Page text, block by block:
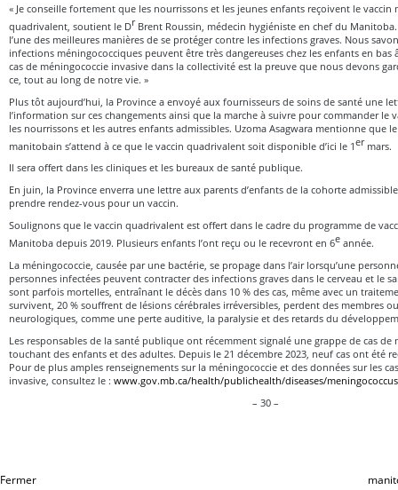
« Je conseille fortement que les nourrissons et les jeunes enfants reçoivent le vaccin
quadrivalent, soutient le DrBrent Roussin, médecin hygiéniste en chef du
l’une des meilleures manières de se protéger contre les infections graves. Nous
infections méningococciques peuvent être très dangereuses chez les enfants en bas
cas de méningococcie invasive dans la collectivité est la preuve que nous devons
ce, tout au long de notre vie. »
Plus tôt aujourd’hui, la Province a envoyé aux fournisseurs de soins de santé une
l’information sur ces changements ainsi que la marche à suivre pour commander le
les nourrissons et les autres enfants admissibles. Uzoma Asagwara mentionne que
manitobain s’attend à ce que le vaccin quadrivalent soit disponible d’ici le 1ermars.
Il sera offert dans les cliniques et les bureaux de santé publique.
En juin, la Province enverra une lettre aux parents d’enfants de la cohorte
prendre rendez-vous pour un vaccin.
Soulignons que le vaccin quadrivalent est offert dans le cadre du programme de
Manitoba depuis 2019. Plusieurs enfants l’ont reçu ou le recevront en 6e année.
La méningococcie, causée par une bactérie, se propage dans l’air lorsqu’une
personnes infectées peuvent contracter des infections graves dans le cerveau et le
sont parfois mortelles, entraînant le décès dans 10 % des cas, même avec un
survivent, 20 % souffrent de lésions cérébrales irréversibles, perdent des membres
neurologiques, comme une perte auditive, la paralysie et des retards du
Les responsables de la santé publique ont récemment signalé une grappe de cas de
touchant des enfants et des adultes. Depuis le 21 décembre 2023, neuf cas ont été
Pour de plus amples renseignements sur la méningococcie et des données sur les
invasive, consultez le : www.gov.mb.ca/health/publichealth/diseases/
– 30 –
Fermer